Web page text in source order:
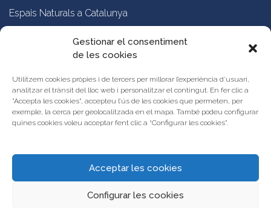
Gestionar el consentiment
de les cookies
Utilitzem cookies pròpies i de tercers per millorar l’experiència d’usuari,
analitzar el trànsit del lloc web i personalitzar el contingut. En fer clic a
"Accepta les cookies", accepteu l’ús de les cookies que permeten, per
exemple, la cerca per geolocalitzada en el mapa. També podeu configurar
quines cookies voleu acceptar fent clic a “Configurar les cookies”.
Acceptar les cookies
Configurar les cookies
Espais Naturals a Catalunya
Qui som?
Vols publicar les teves propostes al Portal d’Activitats Educatives de
Catalunya?
Condicions d’ús i avís legal